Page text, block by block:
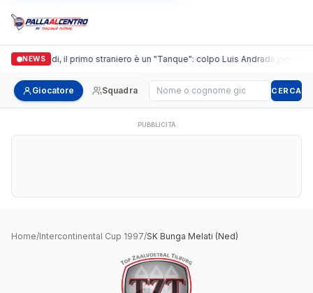
NEWS
Casalguidi, il primo straniero è un "Tanque": colpo Luis Andrada per il
Giocatore Squadra Cerca giocatore CERCA
PUBBLICITÀ
Home/Intercontinental Cup 1997/SK Bunga Melati (Ned)